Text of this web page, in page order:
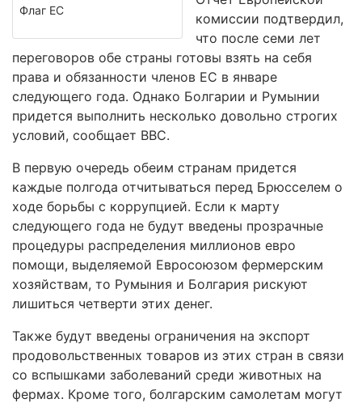
Флаг ЕС
комиссии подтвердил,
что после семи лет
переговоров обе страны готовы взять на себя
права и обязанности членов ЕС в январе
следующего года. Однако Болгарии и Румынии
придется выполнить несколько довольно строгих
условий, сообщает ВВС.
В первую очередь обеим странам придется
каждые полгода отчитываться перед Брюсселем о
ходе борьбы с коррупцией. Если к марту
следующего года не будут введены прозрачные
процедуры распределения миллионов евро
помощи, выделяемой Евросоюзом фермерским
хозяйствам, то Румыния и Болгария рискуют
лишиться четверти этих денег.
Также будут введены ограничения на экспорт
продовольственных товаров из этих стран в связи
со вспышками заболеваний среди животных на
фермах. Кроме того, болгарским самолетам могут